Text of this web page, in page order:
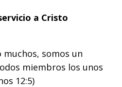
a Cristo
muchos, somos un
miembros los unos
12:5)